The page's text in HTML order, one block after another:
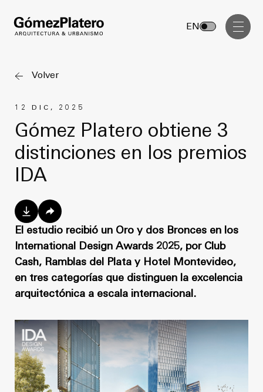
Gerenciamiento de Obra
Masterplan
Anteproyecto
Proyecto Ejecutivo
Dirección de Obra
Proyectos
GP inside
Noticias
Quiénes somos
Trabaja con nosotros
Contacto
EN
Servicios
Arquitectura
Urbanismo
Gerenciamiento de Obra
Diseño Interior
Comunicación Visual
Masterplan
Anteproyecto
Dirección de Obra
Proyectos
Volver
12 DIC, 2025
Gómez Platero obtiene 3
distinciones en los premios
IDA
El estudio recibió un Oro y dos Bronces en los
International Design Awards 2025, por Club
Cash, Ramblas del Plata y Hotel Montevideo,
en tres categorías que distinguen la excelencia
arquitectónica a escala internacional.